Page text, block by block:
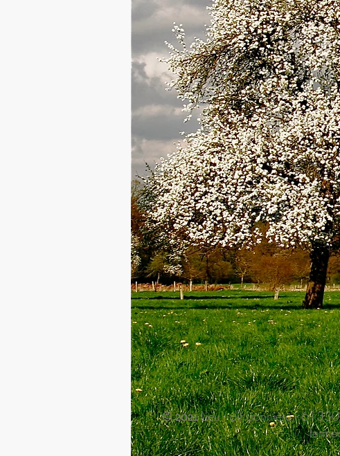
© 2021Lieu - dit Lionnière -